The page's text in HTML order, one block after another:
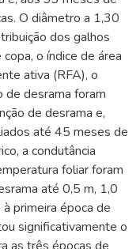
O diâmetro a 1,30
dos galhos
o índice de área
ativa (RFA), o
de desrama foram
de desrama e,
até 45 meses de
a condutância
foliar foram
até 0,5 m, 1,0
primeira época de
significativamente o